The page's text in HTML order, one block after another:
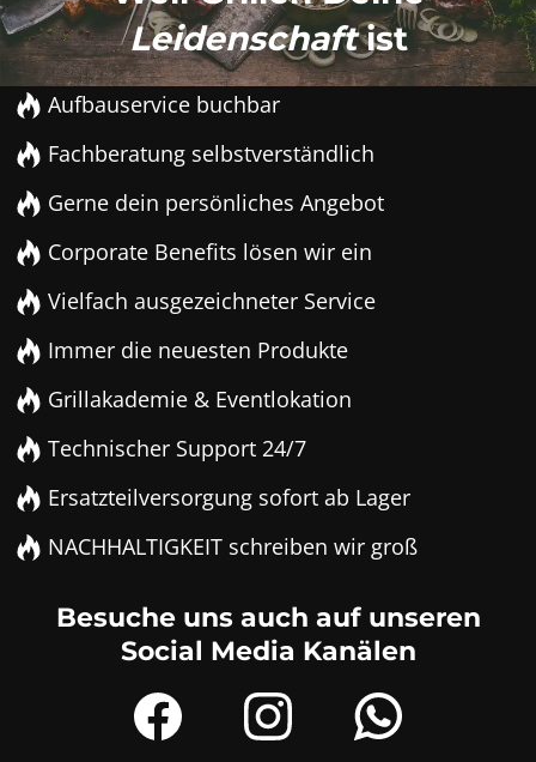
Leidenschaftist
Aufbauservice buchbar
Fachberatung selbstverständlich
Gerne dein persönliches Angebot
Corporate Benefits lösen wir ein
Vielfach ausgezeichneter Service
Immer die neuesten Produkte
Grillakademie & Eventlokation
Technischer Support 24/7
Ersatzteilversorgung sofort ab Lager
NACHHALTIGKEIT schreiben wir groß
Besuche uns auch auf unseren
Social Media Kanälen